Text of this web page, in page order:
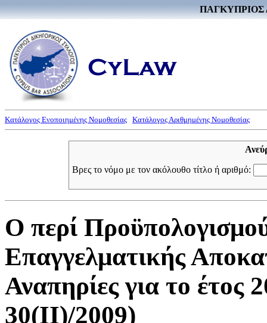
ΠΑΓΚΥΠΡΙΟΣ
Κατάλογος Ενοποιημένης Νομοθεσίας Κατάλογος Αριθμημένης Νομοθεσίας
Βρες το νόμο με τον ακόλουθο τίτλο ή αριθμό:
Ο περί
Επαγγελματικής
Αναπηρίες για το
30(II)/2009)